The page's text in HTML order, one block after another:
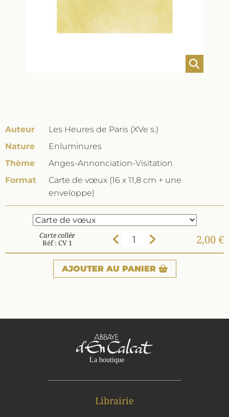
Auteur
Les Heures de Paris (XVe s.)
Nature
Enluminures
Thème
Anges-Annonciation-Visitation
Format
Carte de vœux (16 x 11,8 cm + une
enveloppe)
Carte collée
Réf : CV 1
2,00 €
AJOUTER AU PANIER
Librairie